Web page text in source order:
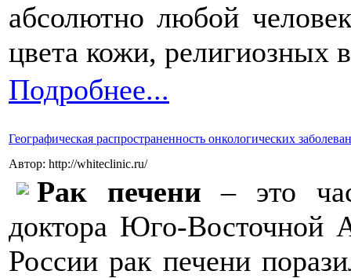
абсолютно любой
цвета кожи, религиозных
Подробнее...
Географическая распространенность онкологических
Автор: http://whiteclinic.ru/
Рак печени – это
доктора Юго-Восточной
России рак печени